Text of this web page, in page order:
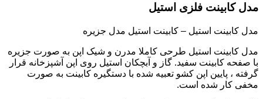
مدل کابینت فلزی استیل
مدل کابینت استیل – کابینت استیل مدل جزیره
مدل کابینت استیل طرحی کاملا مدرن و شیک اپن به صورت جزیره
با صفحه کابینت سفید. گاز و آبچکان استیل روی اپن آشپزخانه قرار
گرفته ، پایین اپن کشو تعبیه شده با دستگیره کابینت به صورت
مخفی کار شده است.